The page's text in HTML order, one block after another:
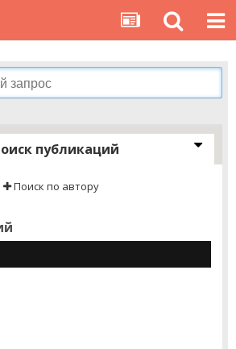
публикаций
Поиск по автору